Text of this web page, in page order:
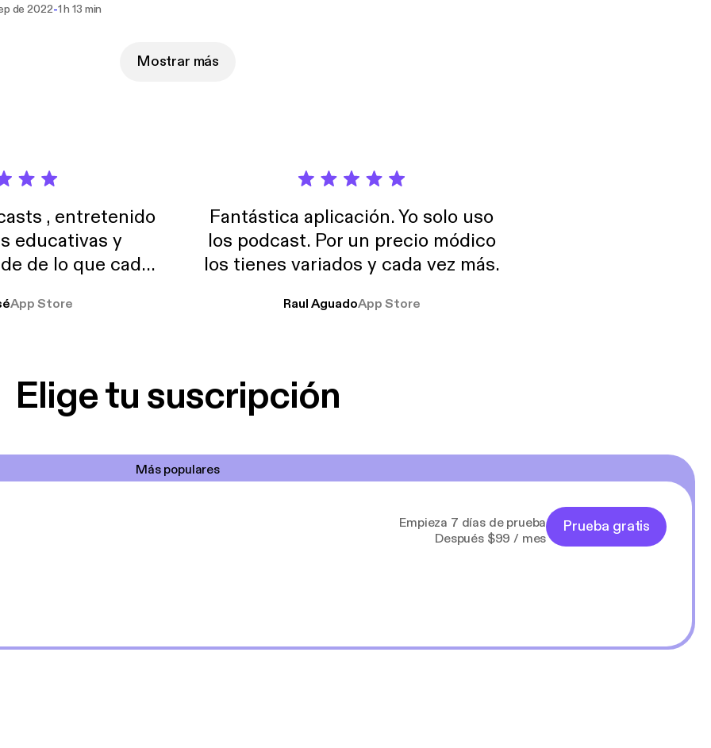
ya en este nuevo Podcast del ruedo inmenso de la Cadena SER.
de 2022-1 h 13 min
Mostrar más
, entretenido
educativas y
de lo que cada
muchas horas
App Store
Fantástica aplicación. Yo solo uso
los podcast. Por un precio módico
los tienes variados y cada vez más.
Raul AguadoApp Store
Elige tu suscripción
Más populares
Empieza 7 días de prueba
Después $99 / mes
Prueba gratis